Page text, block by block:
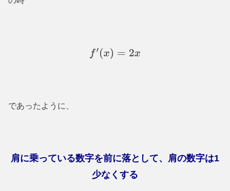
f′ x)=2 x
であったように、
肩に乗っている数字を前に落として、肩の数字は1
少なくする